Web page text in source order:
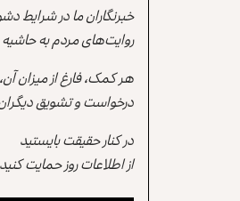
خبرنگاران ما در شرایط
روایت‌های مردم به
هر کمک، فارغ از میزان
درخواست و تشویق
در کنار حقیقت بایستید
از اطلاعات روز حمایت کنید